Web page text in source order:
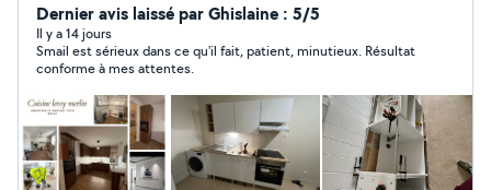
fournir un travail de qualité et à instaurer une relation de
confiance avec vous
Dernier avis laissé par Ghislaine : 5/5
Il y a 14 jours
Smail est sérieux dans ce qu'il fait, patient, minutieux. Résultat
conforme à mes attentes.